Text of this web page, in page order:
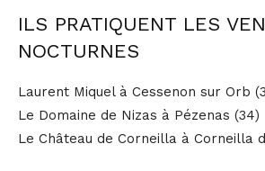
ILS PRATIQUENT LES
NOCTURNES
Laurent Miquel à Cessenon sur Orb
Le Domaine de Nizas à Pézenas (34)
Le Château de Corneilla à Corneilla